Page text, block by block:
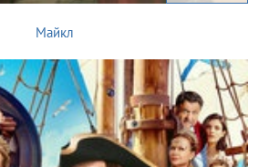
Майкл